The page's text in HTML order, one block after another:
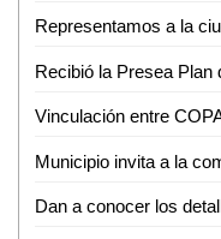
Dan a conocer los